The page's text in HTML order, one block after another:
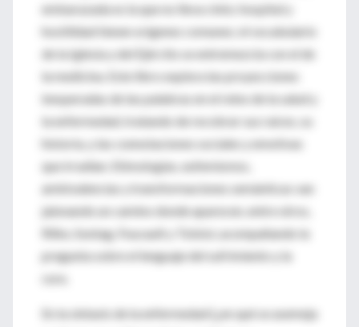
embarazada es la que no lleva cinto; hospital y
hostilidad tienen orígenes comunes; el vocabulario
de la Iglesia y del Ejército se entremezcla con el de
la medicina. Este libro explora las proyecciones
inesperadas de las palabras en el reino de la salud y
la enfermedad, tratando de recobrar sus raíces, su
historia, y las connotaciones sociales y emotivas
que irradian. Etimologías, eufemismos,
ambivalencias y transformaciones semánticas van
jalonando un camino donde aparecen, entre otros,
Rilke, Sontag, Foucault y Tolstoi, acompañando la
pregunta sobre el lenguaje del sufrimiento y la
cura.
En la sintaxis de la enfermedad (¿en qué se asemeja